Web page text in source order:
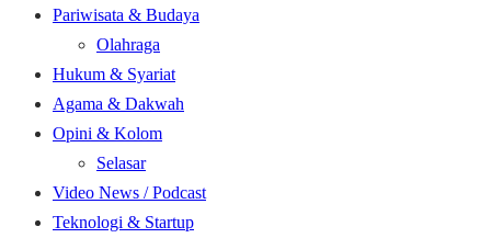
Pariwisata & Budaya
Olahraga
Hukum & Syariat
Agama & Dakwah
Opini & Kolom
Selasar
Video News / Podcast
Teknologi & Startup